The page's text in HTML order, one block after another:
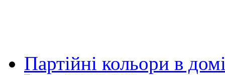
Партійні кольори в